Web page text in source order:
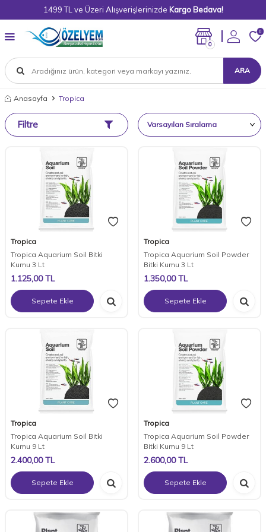
1499 TL ve Üzeri Alışverişlerinizde Kargo Bedava!
ARA
0
0
Anasayfa Tropica
Filtre
Tropica
Tropica Aquarium Soil Bitki
Kumu 3 Lt
1.125,00TL
Sepete Ekle
Tropica
Tropica Aquarium Soil Powder
Bitki Kumu 3 Lt
1.350,00TL
Sepete Ekle
Tropica
Tropica Aquarium Soil Bitki
Kumu 9 Lt
2.400,00TL
Sepete Ekle
Tropica
Tropica Aquarium Soil Powder
Bitki Kumu 9 Lt
2.600,00TL
Sepete Ekle